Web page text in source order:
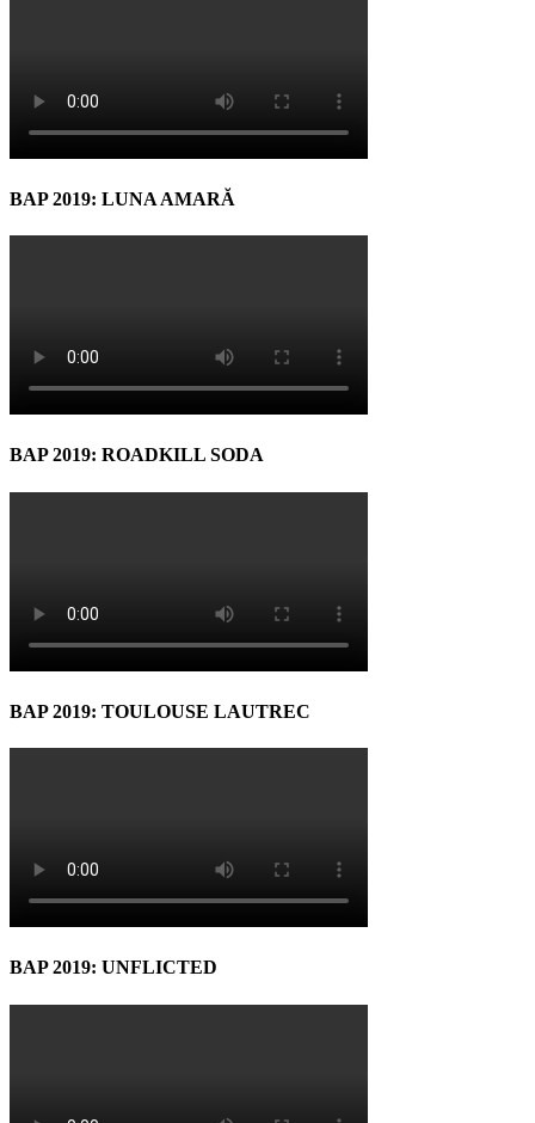
BAP 2019: LUNA AMARĂ
BAP 2019: ROADKILL SODA
BAP 2019: TOULOUSE LAUTREC
BAP 2019: UNFLICTED